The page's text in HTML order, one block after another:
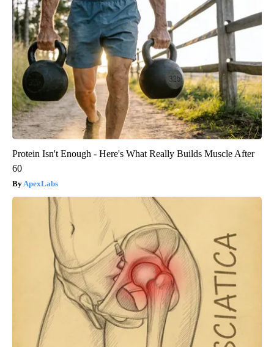
Protein Isn't Enough - Here's What Really Builds Muscle After
60
ApexLabs